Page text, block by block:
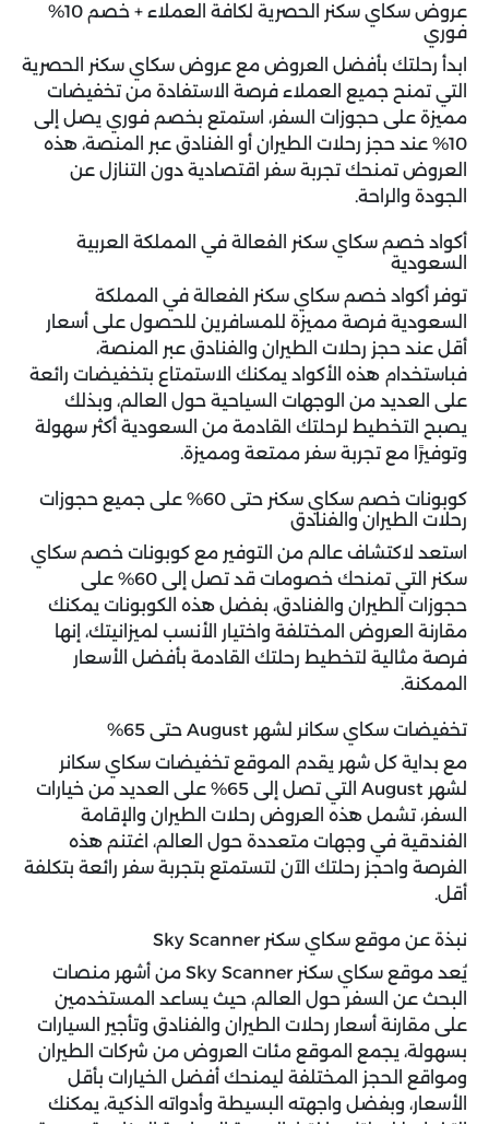
عروض سكاي سكنر الحصرية لكافة العملاء + خصم 10%
فوري
ابدأ رحلتك بأفضل العروض مع عروض سكاي سكنر الحصرية
التي تمنح جميع العملاء فرصة الاستفادة من تخفيضات
مميزة على حجوزات السفر، استمتع بخصم فوري يصل إلى
10% عند حجز رحلات الطيران أو الفنادق عبر المنصة، هذه
العروض تمنحك تجربة سفر اقتصادية دون التنازل عن
الجودة والراحة.
أكواد خصم سكاي سكنر الفعالة في المملكة العربية
السعودية
توفر أكواد خصم سكاي سكنر
الفعالة في المملكة
السعودية فرصة مميزة للمسافرين للحصول على أسعار
أقل عند حجز رحلات الطيران والفنادق عبر المنصة،
فباستخدام هذه الأكواد يمكنك الاستمتاع بتخفيضات رائعة
على العديد من الوجهات السياحية حول العالم، وبذلك
يصبح التخطيط لرحلتك القادمة من السعودية أكثر سهولة
وتوفيرًا مع تجربة سفر ممتعة ومميزة.
كوبونات خصم سكاي سكنر حتى 60% على جميع حجوزات
رحلات الطيران والفنادق
استعد لاكتشاف عالم من التوفير مع كوبونات خصم سكاي
سكنر التي تمنحك خصومات قد تصل إلى 60% على
حجوزات الطيران والفنادق، بفضل هذه الكوبونات يمكنك
مقارنة العروض المختلفة واختيار الأنسب لميزانيتك، إنها
فرصة مثالية لتخطيط رحلتك القادمة بأفضل الأسعار
الممكنة.
تخفيضات سكاي سكانر لشهر August حتى 65%
مع بداية كل شهر يقدم الموقع تخفيضات سكاي سكانر
لشهر August التي تصل إلى 65% على العديد من خيارات
السفر، تشمل هذه العروض رحلات الطيران والإقامة
الفندقية في وجهات متعددة حول العالم، اغتنم هذه
الفرصة واحجز رحلتك الآن لتستمتع بتجربة سفر رائعة بتكلفة
أقل.
نبذة عن موقع سكاي سكنر Sky Scanner
يُعد موقع سكاي سكنر Sky Scanner من أشهر منصات
البحث عن السفر حول العالم، حيث يساعد المستخدمين
على مقارنة أسعار رحلات الطيران والفنادق وتأجير السيارات
بسهولة، يجمع الموقع مئات العروض من شركات الطيران
ومواقع الحجز المختلفة ليمنحك أفضل الخيارات بأقل
الأسعار، وبفضل واجهته البسيطة وأدواته الذكية، يمكنك